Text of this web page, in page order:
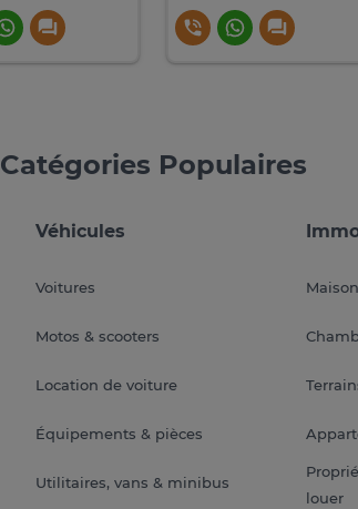
Catégories Populaires
Véhicules
Voitures
Motos & scooters
Location de voiture
Équipements & pièces
Utilitaires, vans & minibus
louer